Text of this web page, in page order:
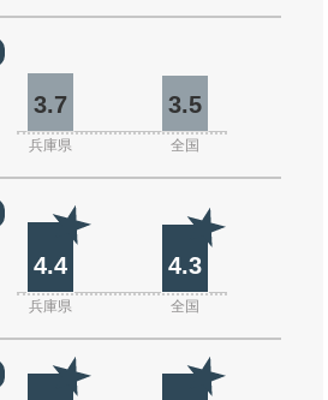
3.7 3.5
兵庫県 全国
4.4 4.3
兵庫県 全国